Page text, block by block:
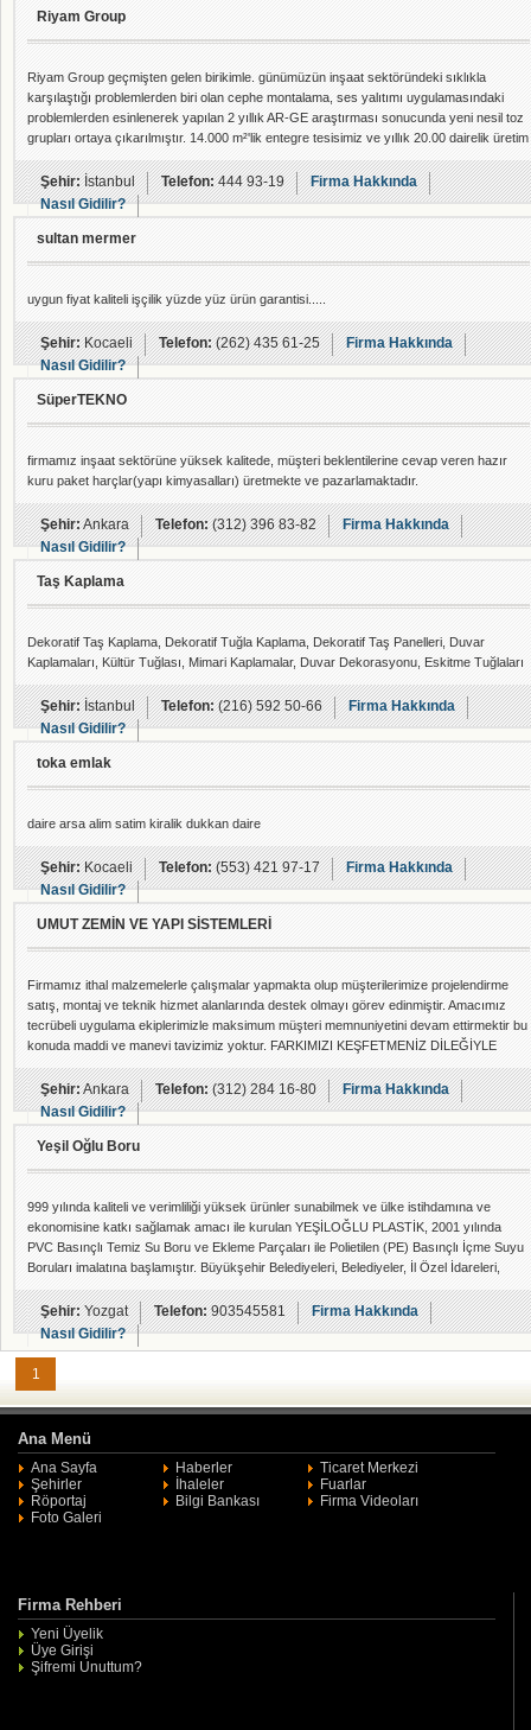
Riyam Group
Riyam Group geçmişten gelen birikimle. günümüzün inşaat sektöründeki sıklıkla
karşılaştığı problemlerden biri olan cephe montalama, ses yalıtımı uygulamasındaki
problemlerden esinlenerek yapılan 2 yıllık AR-GE araştırması sonucunda yeni nesil toz
grupları ortaya çıkarılmıştır. 14.000 m²'lik entegre tesisimiz ve yıllık 20.00 dairelik üretim
kapasitemizle yeni nesil riyam group yapı kimyasallarıyla piyasaya girmiş
bulunmaktadır.
Şehir:İstanbul Telefon:444 93-19
Firma Hakkında
Nasıl Gidilir?
sultan mermer
uygun fiyat kaliteli işçilik yüzde yüz ürün garantisi.....
Şehir:Kocaeli Telefon:(262) 435 61-25
Firma Hakkında
Nasıl Gidilir?
SüperTEKNO
firmamız inşaat sektörüne yüksek kalitede, müşteri beklentilerine cevap veren hazır
kuru paket harçlar(yapı kimyasalları) üretmekte ve pazarlamaktadır.
Şehir:Ankara Telefon:(312) 396 83-82
Firma Hakkında
Nasıl Gidilir?
Taş Kaplama
Dekoratif Taş Kaplama, Dekoratif Tuğla Kaplama, Dekoratif Taş Panelleri, Duvar
Kaplamaları, Kültür Tuğlası, Mimari Kaplamalar, Duvar Dekorasyonu, Eskitme Tuğlaları
Şehir:İstanbul Telefon:(216) 592 50-66
Firma Hakkında
Nasıl Gidilir?
toka emlak
daire arsa alim satim kiralik dukkan daire
Şehir:Kocaeli Telefon:(553) 421 97-17
Firma Hakkında
Nasıl Gidilir?
UMUT ZEMİN VE YAPI SİSTEMLERİ
Firmamız ithal malzemelerle çalışmalar yapmakta olup müşterilerimize projelendirme
satış, montaj ve teknik hizmet alanlarında destek olmayı görev edinmiştir. Amacımız
tecrübeli uygulama ekiplerimizle maksimum müşteri memnuniyetini devam ettirmektir bu
konuda maddi ve manevi tavizimiz yoktur. FARKIMIZI KEŞFETMENİZ DİLEĞİYLE
Şehir:Ankara Telefon:(312) 284 16-80
Firma Hakkında
Nasıl Gidilir?
Yeşil Oğlu Boru
999 yılında kaliteli ve verimliliği yüksek ürünler sunabilmek ve ülke istihdamına ve
ekonomisine katkı sağlamak amacı ile kurulan YEŞİLOĞLU PLASTİK, 2001 yılında
PVC Basınçlı Temiz Su Boru ve Ekleme Parçaları ile Polietilen (PE) Basınçlı İçme Suyu
Boruları imalatına başlamıştır. Büyükşehir Belediyeleri, Belediyeler, İl Özel İdareleri,
Karayolları, TOKİ, İller Bankası, Sulama Birlikleri gibi Çeşitli Kamu Kuruluşları ve bu
kurumlara taahhüt işi yapan firmalar ile çalışmaktadır. Alt yapı sektörünün ihtiyaçl
Şehir:Yozgat Telefon:903545581
Firma Hakkında
Nasıl Gidilir?
1
Ana Menü
Ana Sayfa Haberler
Ticaret Merkezi
Şehirler
İhaleler
Fuarlar
Röportaj
Bilgi Bankası
Firma Videoları
Foto Galeri
Firma Rehberi
Yeni Üyelik
Üye Girişi
Şifremi Unuttum?